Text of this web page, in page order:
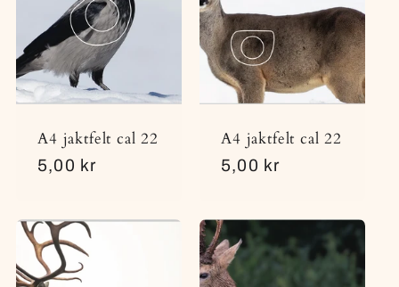
A4 jaktfelt cal 22
Vanlig
5,00 kr
A4 jaktfelt cal 22
Vanlig
5,00 kr